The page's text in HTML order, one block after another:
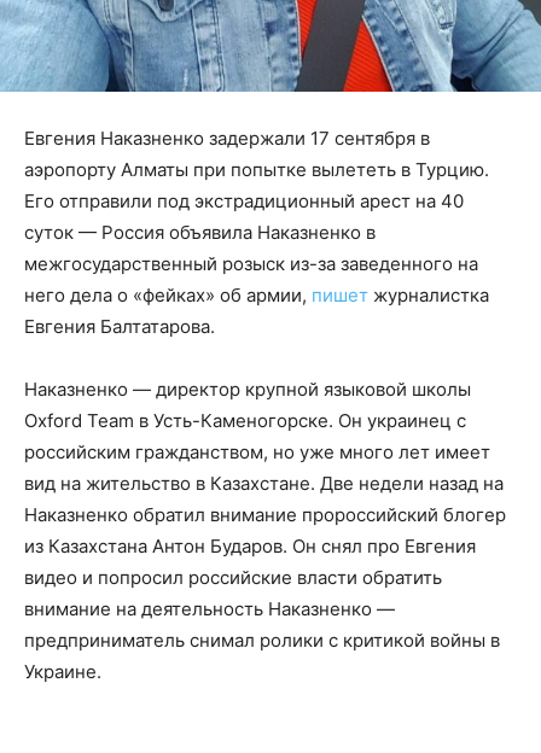
Евгения Наказненко задержали 17 сентября в
аэропорту Алматы при попытке вылететь в Турцию.
Его отправили под экстрадиционный арест на 40
суток — Россия объявила Наказненко в
межгосударственный розыск из-за заведенного на
него дела о «фейках» об армии, пишет журналистка
Евгения Балтатарова.
Наказненко — директор крупной языковой школы
Oxford Team в Усть-Каменогорске. Он украинец с
российским гражданством, но уже много лет имеет
вид на жительство в Казахстане. Две недели назад на
Наказненко обратил внимание пророссийский блогер
из Казахстана Антон Бударов. Он снял про Евгения
видео и попросил российские власти обратить
внимание на деятельность Наказненко —
предприниматель снимал ролики с критикой войны в
Украине.